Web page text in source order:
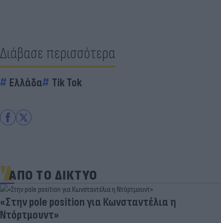
Διάβασε περισσότερα
Ελλάδα Tik Tok
ΑΠΟ ΤΟ ΔΙΚΤΥΟ
«Στην pole position για Κωνσταντέλια η
Ντόρτμουντ»